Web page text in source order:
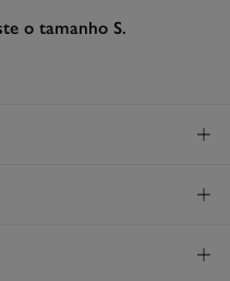
o tamanho S.
GRATUITO!